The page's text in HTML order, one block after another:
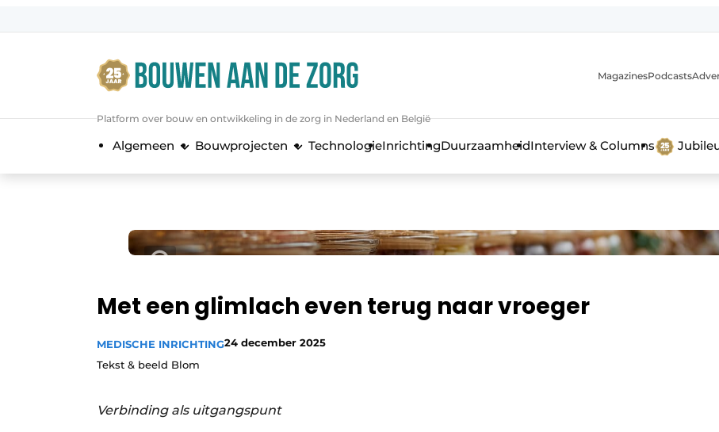
Algemene voorwaarden
Jaarboek
Nieuwsbrief
Podcasts
Privacy / Cookie statement
Platform over bouw en ontwikkeling in de zorg in Nederland en België
MagazinesPodcasts
Algemeen Bouwprojecten TechnologieInrichtingDuurzaamheidInterview & Columns
Met een glimlach even terug naar vroeger
MEDISCHE INRICHTING24 december 2025
Tekst & beeld Blom
Verbinding als uitgangspunt